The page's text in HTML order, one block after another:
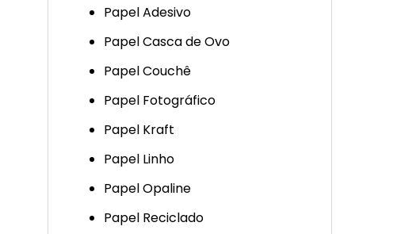
Papel Adesivo
Papel Casca de Ovo
Papel Couchê
Papel Fotográfico
Papel Kraft
Papel Linho
Papel Opaline
Papel Reciclado